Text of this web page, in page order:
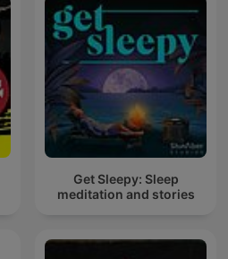
Get Sleepy: Sleep
meditation and stories